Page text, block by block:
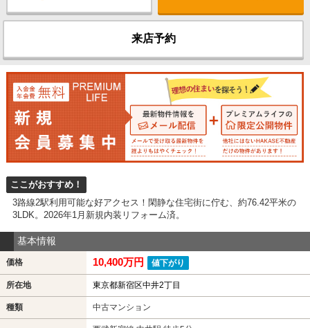
来店予約
ここがおすすめ！
3路線2駅利用可能な好アクセス！閑静な住宅街に佇む、約76.42平米の
3LDK。2026年1月新規内装リフォーム済。
基本情報
価格 10,400万円 値下がり
所在地 東京都新宿区中井2丁目
種類 中古マンション